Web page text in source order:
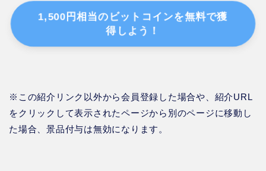
1,500円相当のビットコインを無料で獲
得しよう！
※この紹介リンク以外から会員登録した場合や、紹介URL
をクリックして表示されたページから別のページに移動し
た場合、景品付与は無効になります。